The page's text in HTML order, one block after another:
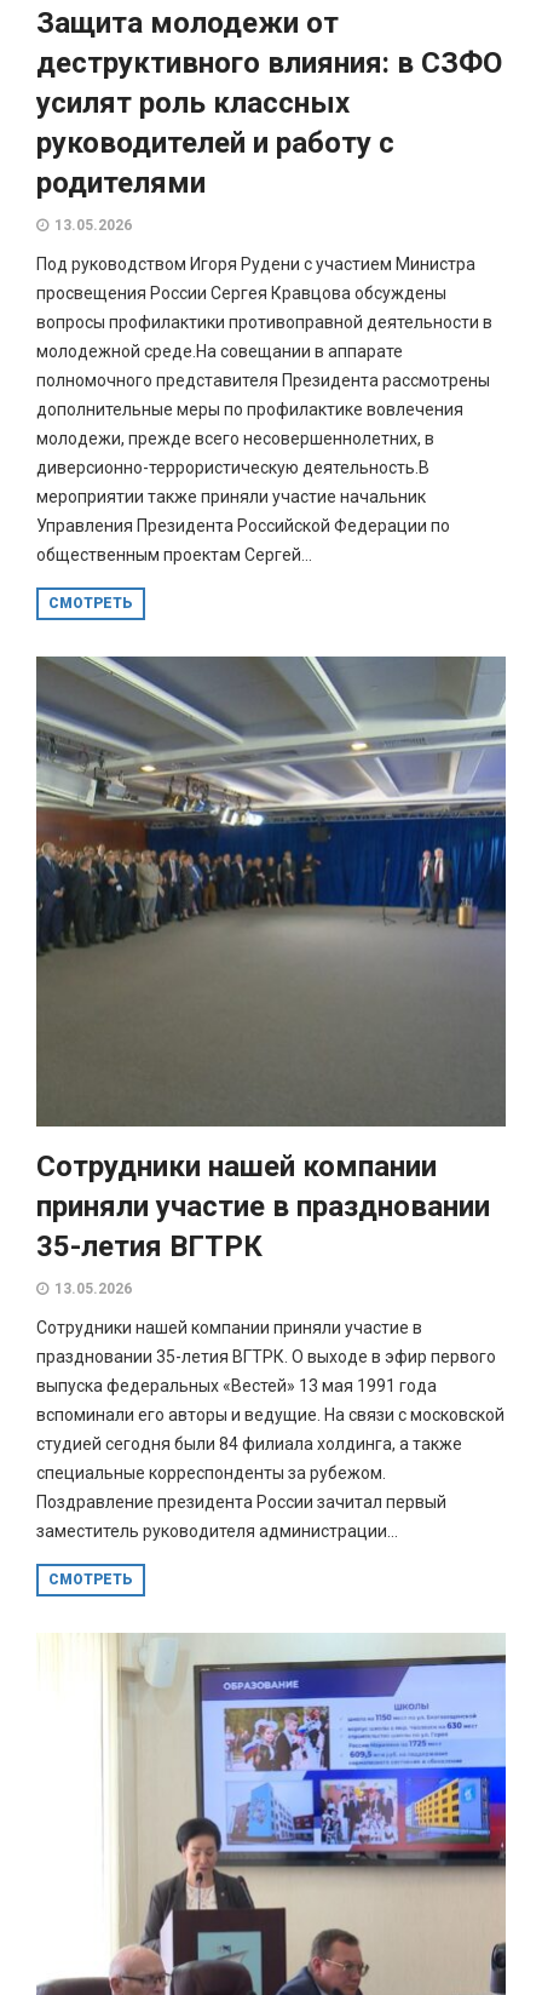
Защита молодежи от
деструктивного влияния: в СЗФО
усилят роль классных
руководителей и работу с
родителями
13.05.2026
Под руководством Игоря Рудени с участием Министра
просвещения России Сергея Кравцова обсуждены
вопросы профилактики противоправной деятельности в
молодежной среде.На совещании в аппарате
полномочного представителя Президента рассмотрены
дополнительные меры по профилактике вовлечения
молодежи, прежде всего несовершеннолетних, в
диверсионно-террористическую деятельность.В
мероприятии также приняли участие начальник
Управления Президента Российской Федерации по
общественным проектам Сергей...
СМОТРЕТЬ
Сотрудники нашей компании
приняли участие в праздновании
35-летия ВГТРК
13.05.2026
Сотрудники нашей компании приняли участие в
праздновании 35-летия ВГТРК. О выходе в эфир первого
выпуска федеральных «Вестей» 13 мая 1991 года
вспоминали его авторы и ведущие. На связи с московской
студией сегодня были 84 филиала холдинга, а также
специальные корреспонденты за рубежом.
Поздравление президента России зачитал первый
заместитель руководителя администрации...
СМОТРЕТЬ